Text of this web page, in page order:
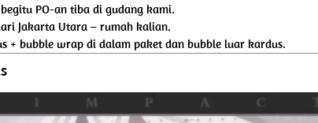
PO-an tiba di gudang kami.
Jakarta Utara – rumah kalian.
+ bubble wrap di dalam paket dan bubble luar kardus.